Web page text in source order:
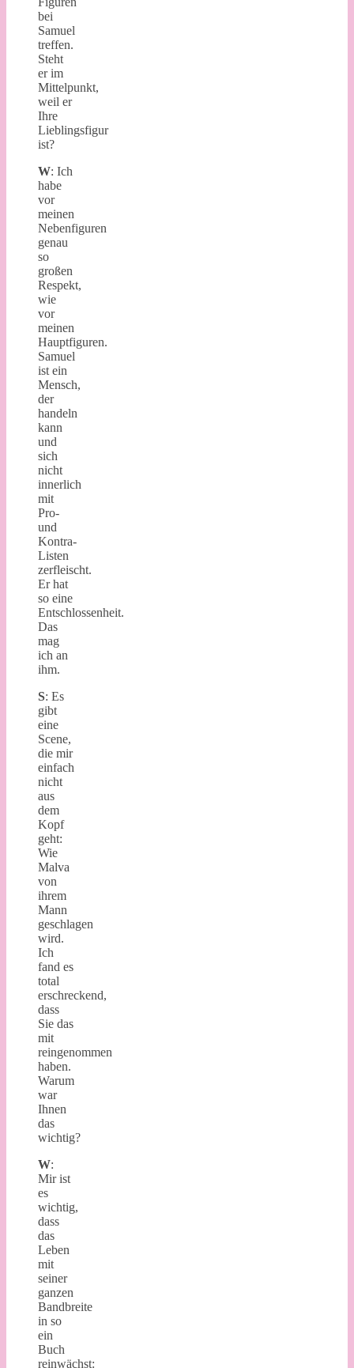
bei
Samuel
treffen.
Steht
er im
Mittelpunkt,
weil er
Ihre
Lieblingsfigur
ist?
W: Ich
habe
vor
meinen
Nebenfiguren
genau
so
großen
Respekt,
wie
vor
meinen
Hauptfiguren.
Samuel
ist ein
Mensch,
der
handeln
kann
und
sich
nicht
innerlich
mit
Pro-
und
Kontra-
Listen
zerfleischt.
Er hat
so eine
Entschlossenheit.
Das
mag
ich an
ihm.
S: Es
gibt
eine
Scene,
die mir
einfach
nicht
aus
dem
Kopf
geht:
Wie
Malva
von
ihrem
Mann
geschlagen
wird.
Ich
fand es
total
erschreckend,
dass
Sie das
mit
reingenommen
haben.
Warum
war
Ihnen
das
wichtig?
W:
Mir ist
es
wichtig,
dass
das
Leben
mit
seiner
ganzen
Bandbreite
in so
ein
Buch
reinwächst: